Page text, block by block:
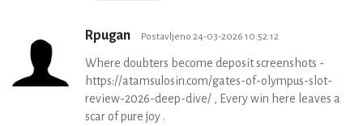
Rpugan Postavljeno 24-03-2026 10:52:12
Where doubters become deposit screenshots -
https://atamsulosin.com/gates-of-olympus-slot-
review-2026-deep-dive/ , Every win here leaves a
scar of pure joy .